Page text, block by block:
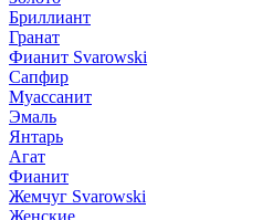
Бриллиант
Гранат
Фианит Svarowski
Сапфир
Муассанит
Эмаль
Янтарь
Агат
Фианит
Жемчуг Svarowski
Женские